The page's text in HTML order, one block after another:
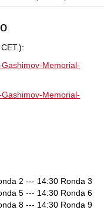
Memorial-
Memorial-
2 --- 14:30 Ronda 3
5 --- 14:30 Ronda 6
8 --- 14:30 Ronda 9